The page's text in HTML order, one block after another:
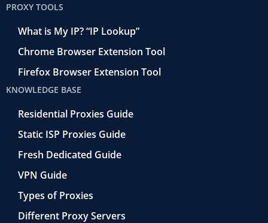
PROXY TOOLS
What is My IP? “IP Lookup”
Chrome Browser Extension Tool
Firefox Browser Extension Tool
KNOWLEDGE BASE
Residential Proxies Guide
Static ISP Proxies Guide
Fresh Dedicated Guide
VPN Guide
Types of Proxies
Different Proxy Servers